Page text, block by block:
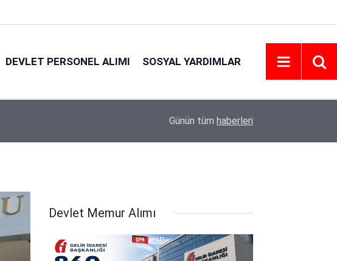
DEVLET PERSONEL ALIMI SOSYAL YARDIMLAR
Eskişehir Osmangazi Üniversitesi 203 Personel
Günün tüm haberleri
Devlet Memur Alımı